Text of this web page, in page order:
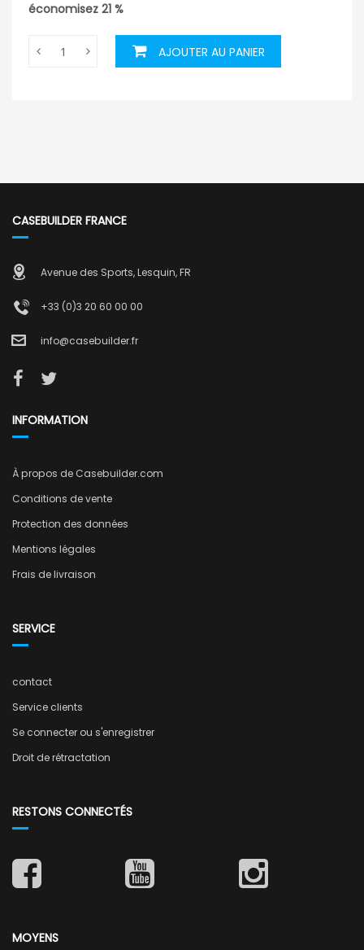
économisez 21 %
AJOUTER AU PANIER
CASEBUILDER FRANCE
Avenue des Sports, Lesquin, FR
+33 (0)3 20 60 00 00
info@casebuilder.fr
INFORMATION
À propos de Casebuilder.com
Conditions de vente
Protection des données
Mentions légales
Frais de livraison
SERVICE
contact
Service clients
Se connecter ou s'enregistrer
Droit de rétractation
RESTONS CONNECTÉS
MOYENS